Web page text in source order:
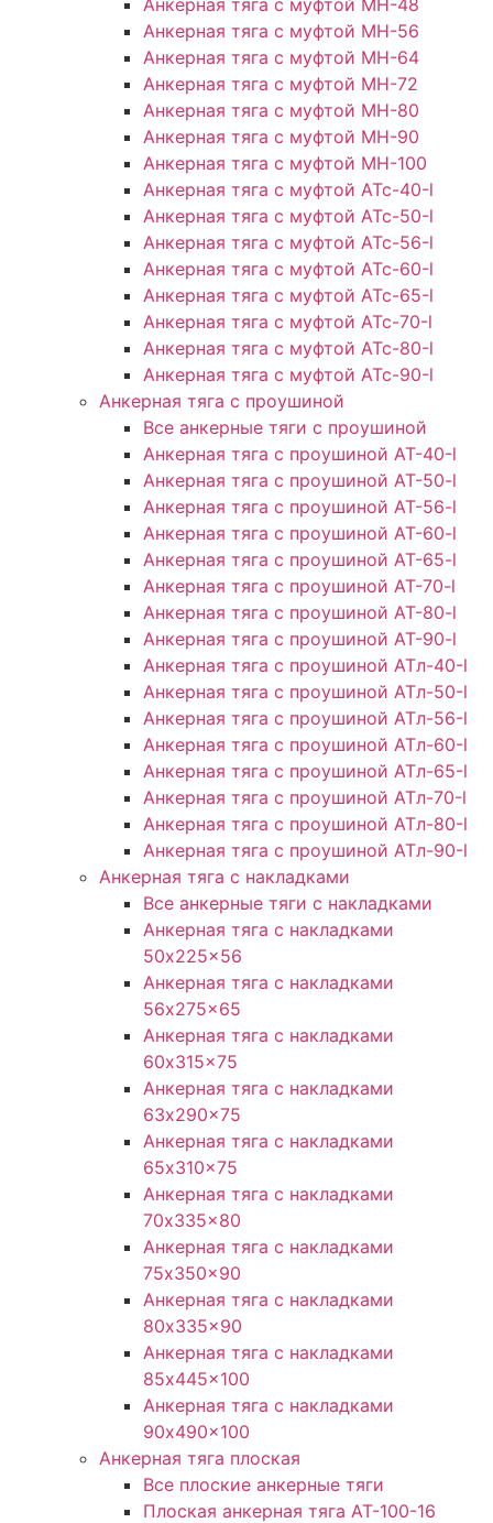
Анкерная тяга с муфтой МН-48
Анкерная тяга с муфтой МН-56
Анкерная тяга с муфтой МН-64
Анкерная тяга с муфтой МН-72
Анкерная тяга с муфтой МН-80
Анкерная тяга с муфтой МН-90
Анкерная тяга с муфтой МН-100
Анкерная тяга с муфтой АТс-40-l
Анкерная тяга с муфтой АТс-50-l
Анкерная тяга с муфтой АТс-56-l
Анкерная тяга с муфтой АТс-60-l
Анкерная тяга с муфтой АТс-65-l
Анкерная тяга с муфтой АТс-70-l
Анкерная тяга с муфтой АТс-80-l
Анкерная тяга с муфтой АТс-90-l
Анкерная тяга с проушиной
Все анкерные тяги с проушиной
Анкерная тяга с проушиной АТ-40-l
Анкерная тяга с проушиной AT-50-l
Анкерная тяга с проушиной AT-56-l
Анкерная тяга с проушиной AT-60-l
Анкерная тяга с проушиной AT-65-l
Анкерная тяга с проушиной AT-70-l
Анкерная тяга с проушиной AT-80-l
Анкерная тяга с проушиной AT-90-l
Анкерная тяга с проушиной АТл-40-l
Анкерная тяга с проушиной ATл-50-l
Анкерная тяга с проушиной ATл-56-l
Анкерная тяга с проушиной ATл-60-l
Анкерная тяга с проушиной ATл-65-l
Анкерная тяга с проушиной ATл-70-l
Анкерная тяга с проушиной ATл-80-l
Анкерная тяга с проушиной ATл-90-l
Анкерная тяга с накладками
Все анкерные тяги с накладками
Анкерная тяга с накладками
50x225x56
Анкерная тяга с накладками
56x275x65
Анкерная тяга с накладками
60x315x75
Анкерная тяга с накладками
63x290x75
Анкерная тяга с накладками
65x310x75
Анкерная тяга с накладками
70x335x80
Анкерная тяга с накладками
75x350x90
Анкерная тяга с накладками
80x335x90
Анкерная тяга с накладками
85x445x100
Анкерная тяга с накладками
90x490x100
Анкерная тяга плоская
Все плоские анкерные тяги
Плоская анкерная тяга АТ-100-16